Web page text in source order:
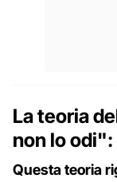
La teoria
non lo
Questa teoria